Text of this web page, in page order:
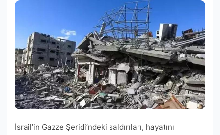
İsrail’in Gazze Şeridi’ndeki saldırıları, hayatını